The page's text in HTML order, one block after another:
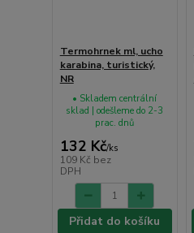
Termohrnek ml, ucho
karabina, turistický,
NR
132 Kč/ks
109 Kč bez
DPH
• Skladem centrální
sklad | odešleme do 2-3
prac. dnů
Přidat do košíku